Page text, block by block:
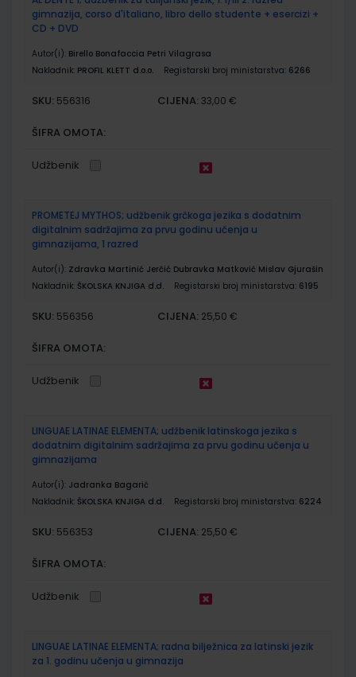
gimnazija, corso d'italiano, libro dello studente + esercizi +
CD + DVD
Autor(i): Birello Bonafaccia Petri Vilagrasa
Nakladnik: PROFIL KLETT d.o.o. Registarski broj ministarstva: 6266
SKU: 556316 CIJENA: 33,00 €
ŠIFRA OMOTA:
Udžbenik
PROMETEJ MYTHOS; udžbenik grčkoga jezika s dodatnim
digitalnim sadržajima za prvu godinu učenja u
gimnazijama, 1 razred
Autor(i): Zdravka Martinić Jerčić Dubravka Matković Mislav Gjurašin
Nakladnik: ŠKOLSKA KNJIGA d.d. Registarski broj ministarstva: 6195
SKU: 556356 CIJENA: 25,50 €
ŠIFRA OMOTA:
Udžbenik
LINGUAE LATINAE ELEMENTA; udžbenik latinskoga jezika s
dodatnim digitalnim sadržajima za prvu godinu učenja u
gimnazijama
Autor(i): Jadranka Bagarić
Nakladnik: ŠKOLSKA KNJIGA d.d. Registarski broj ministarstva: 6224
SKU: 556353 CIJENA: 25,50 €
ŠIFRA OMOTA:
Udžbenik
LINGUAE LATINAE ELEMENTA; radna bilježnica za latinski jezik
za 1. godinu učenja u gimnazija